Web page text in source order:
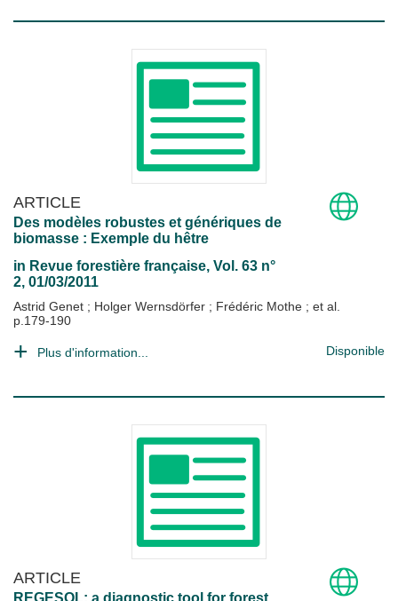
ARTICLE
Des modèles robustes et génériques de
biomasse : Exemple du hêtre
in Revue forestière française, Vol. 63 n°
2, 01/03/2011
Astrid Genet ; Holger Wernsdörfer ; Frédéric Mothe ; et al.
p.179-190
Plus d'information... Disponible
ARTICLE
REGESOL: a diagnostic tool for forest